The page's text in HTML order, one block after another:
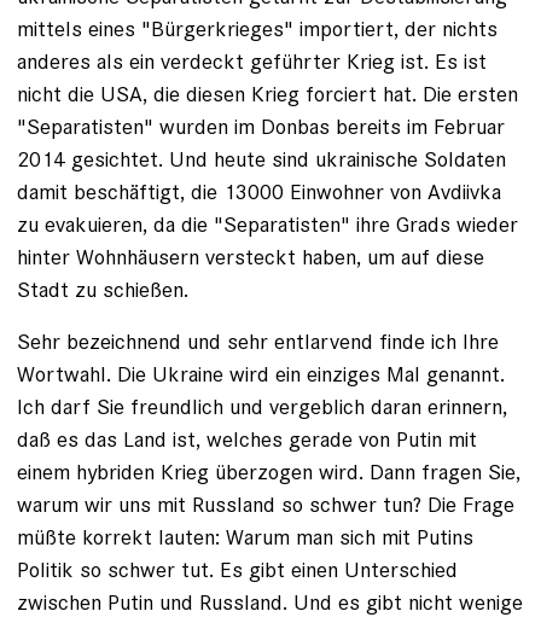
mittels eines "Bürgerkrieges" importiert, der nichts
anderes als ein verdeckt geführter Krieg ist. Es ist
nicht die USA, die diesen Krieg forciert hat. Die ersten
"Separatisten" wurden im Donbas bereits im Februar
2014 gesichtet. Und heute sind ukrainische Soldaten
damit beschäftigt, die 13000 Einwohner von Avdiivka
zu evakuieren, da die "Separatisten" ihre Grads wieder
hinter Wohnhäusern versteckt haben, um auf diese
Stadt zu schießen.
Sehr bezeichnend und sehr entlarvend finde ich Ihre
Wortwahl. Die Ukraine wird ein einziges Mal genannt.
Ich darf Sie freundlich und vergeblich daran erinnern,
daß es das Land ist, welches gerade von Putin mit
einem hybriden Krieg überzogen wird. Dann fragen Sie,
warum wir uns mit Russland so schwer tun? Die Frage
müßte korrekt lauten: Warum man sich mit Putins
Politik so schwer tut. Es gibt einen Unterschied
zwischen Putin und Russland. Und es gibt nicht wenige